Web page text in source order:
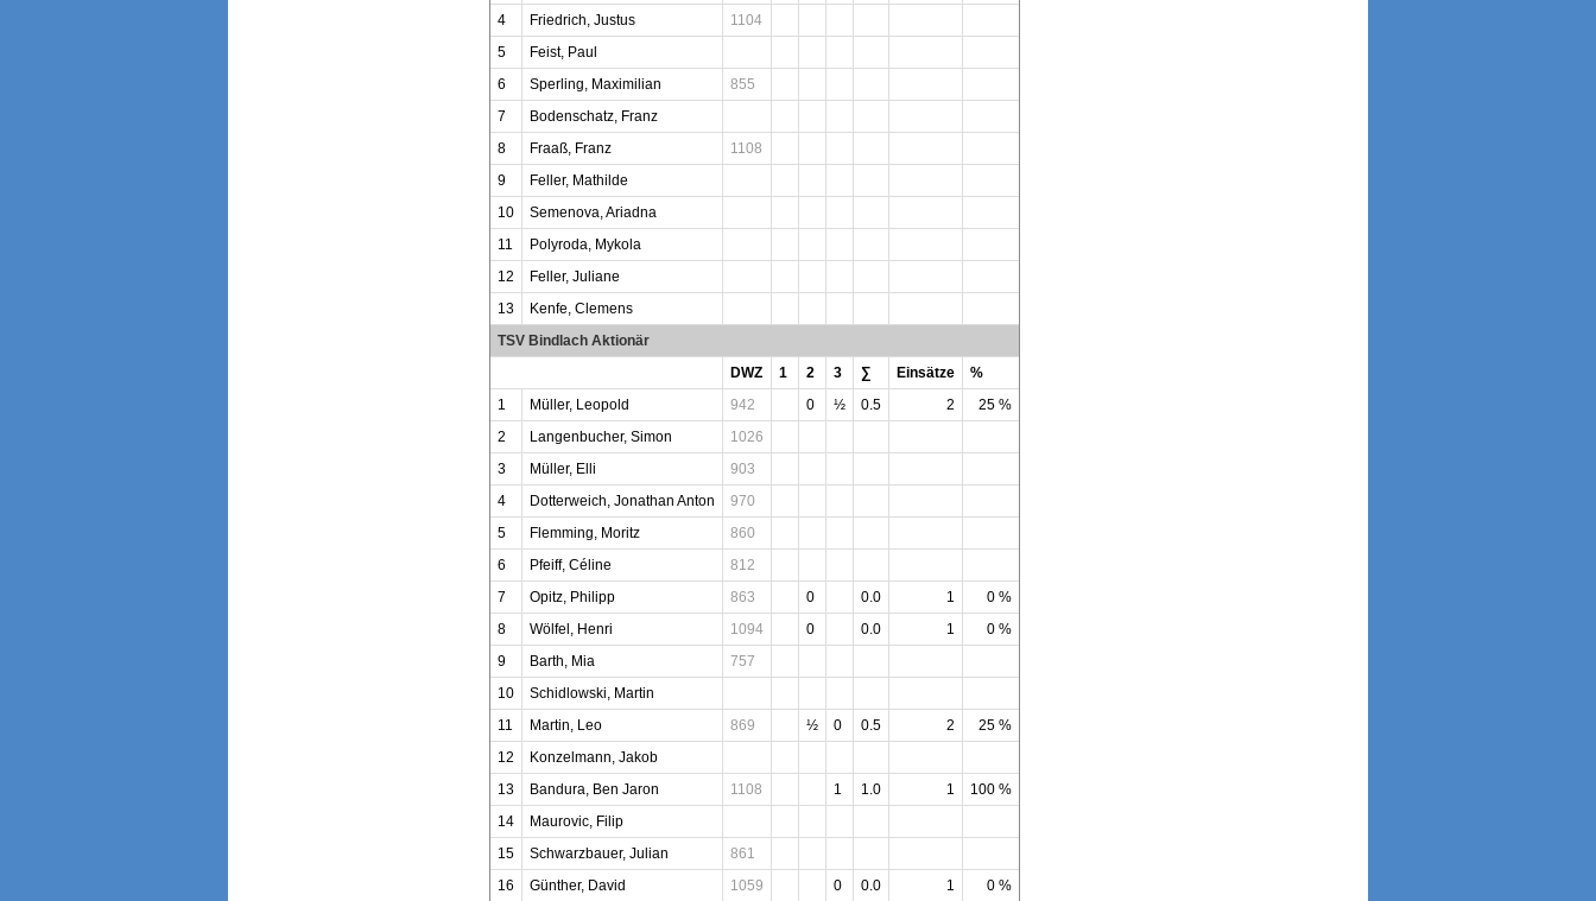
4
Friedrich, Justus
1104
5
Feist, Paul
6
Sperling, Maximilian
855
7
Bodenschatz, Franz
8
Fraaß, Franz
1108
9
Feller, Mathilde
10
Semenova, Ariadna
11
Polyroda, Mykola
12
Feller, Juliane
13
Kenfe, Clemens
TSV Bindlach Aktionär
DWZ
1 2 3 ∑ Einsätze
%
1
Müller, Leopold 942 0 ½ 0.5 2
25 %
2
Langenbucher, Simon
1026
3
Müller, Elli
903
4
Dotterweich, Jonathan Anton
970
5
Flemming, Moritz
860
6
Pfeiff, Céline
812
7
Opitz, Philipp 863 0 0.0 1
0 %
8
Wölfel, Henri 1094 0 0.0 1
0 %
9
Barth, Mia
757
10
Schidlowski, Martin
11
Martin, Leo 869 ½ 0 0.5 2
25 %
12
Konzelmann, Jakob
13
Bandura, Ben Jaron 1108 1 1.0 1
100 %
14
Maurovic, Filip
15
Schwarzbauer, Julian
861
16
Günther, David 1059 0 0.0 1
0 %